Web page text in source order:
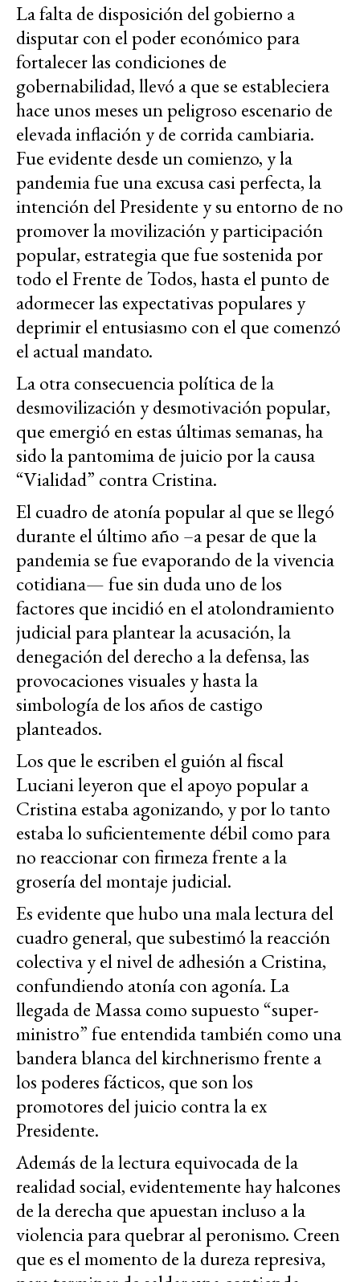
La falta de disposición del gobierno a
disputar con el poder económico para
fortalecer las condiciones de
gobernabilidad, llevó a que se estableciera
hace unos meses un peligroso escenario de
elevada inflación y de corrida cambiaria.
Fue evidente desde un comienzo, y la
pandemia fue una excusa casi perfecta, la
intención del Presidente y su entorno de no
promover la movilización y participación
popular, estrategia que fue sostenida por
todo el Frente de Todos, hasta el punto de
adormecer las expectativas populares y
deprimir el entusiasmo con el que comenzó
el actual mandato.
La otra consecuencia política de la
desmovilización y desmotivación popular,
que emergió en estas últimas semanas, ha
sido la pantomima de juicio por la causa
“Vialidad” contra Cristina.
El cuadro de atonía popular al que se llegó
durante el último año –a pesar de que la
pandemia se fue evaporando de la vivencia
cotidiana— fue sin duda uno de los
factores que incidió en el atolondramiento
judicial para plantear la acusación, la
denegación del derecho a la defensa, las
provocaciones visuales y hasta la
simbología de los años de castigo
planteados.
Los que le escriben el guión al fiscal
Luciani leyeron que el apoyo popular a
Cristina estaba agonizando, y por lo tanto
estaba lo suficientemente débil como para
no reaccionar con firmeza frente a la
grosería del montaje judicial.
Es evidente que hubo una mala lectura del
cuadro general, que subestimó la reacción
colectiva y el nivel de adhesión a Cristina,
confundiendo atonía con agonía. La
llegada de Massa como supuesto “super-
ministro” fue entendida también como una
bandera blanca del kirchnerismo frente a
los poderes fácticos, que son los
promotores del juicio contra la ex
Presidente.
Además de la lectura equivocada de la
realidad social, evidentemente hay halcones
de la derecha que apuestan incluso a la
violencia para quebrar al peronismo. Creen
que es el momento de la dureza represiva,